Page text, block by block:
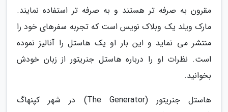
مقرون به صرفه تر هستند و به صرفه تر استفاده نمایند.
مارک ویلد یک وبلاک نویس است که تجربه سفرهای خود را
منتشر می نماید و این بار او یک هاستل را آنالیز نموده
است. نظرات او را درباره هاستل جنریتور از زبان خودش
بخوانید.
هاستل جنریتور (The Generator) در شهر کپنهاگ